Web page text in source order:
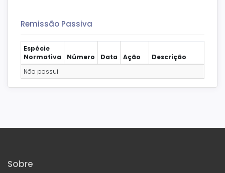
Remissão Passiva
Espécie
Normativa
Número Data Ação
Descrição
Não possui
Sobre